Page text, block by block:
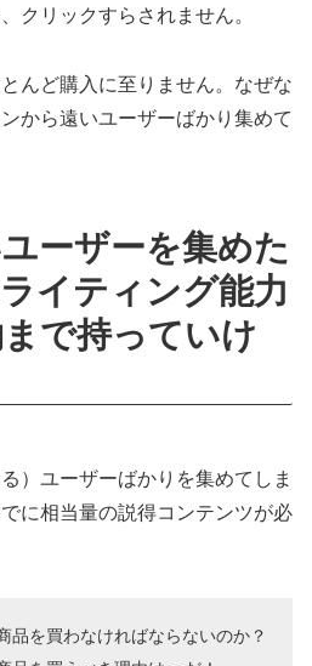
クリックすらされません。
んど購入に至りません。なぜな
から遠いユーザーばかり集めて
ーザーを集めた
イティング能力
で持っていけ
）ユーザーばかりを集めてしま
に相当量の説得コンテンツが必
品を買わなければならないのか？